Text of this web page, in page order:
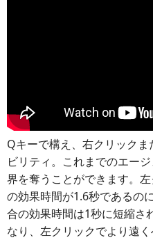
Qキーで構え、右クリック
ビリティ。これまでのエー
界を奪うことができます。
の効果時間が1.6秒であるの
合の効果時間は1秒に短縮さ
なり、左クリックでより遠